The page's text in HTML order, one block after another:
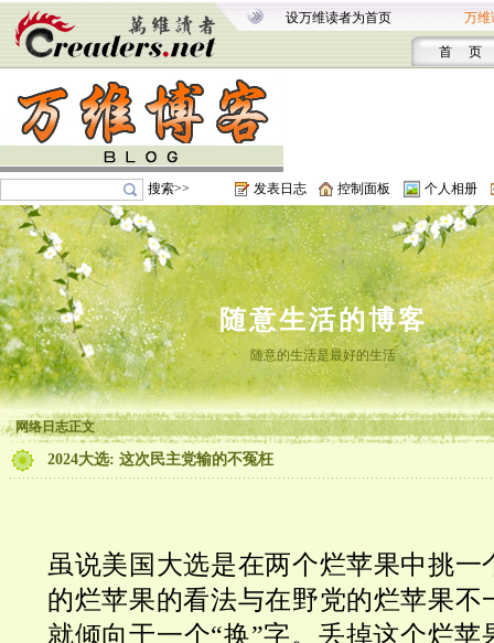
设万维读者为首页 万维
首 页
搜索>> 发表日志 控制面板 个人相册
随意生活的博客
随意的生活是最好的生活
网络日志正文
2024大选: 这次民主党输的不冤枉
虽说美国大选是在两个烂苹果中挑一
的烂苹果的看法与在野党的烂苹果不
就倾向于一个“换”字。丢掉这个烂苹